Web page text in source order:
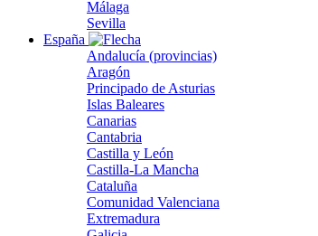
Málaga
Sevilla
España
Andalucía (provincias)
Aragón
Principado de Asturias
Islas Baleares
Canarias
Cantabria
Castilla y León
Castilla-La Mancha
Cataluña
Comunidad Valenciana
Extremadura